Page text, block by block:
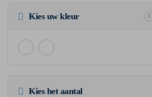
Kies uw kleur
Kies het aantal